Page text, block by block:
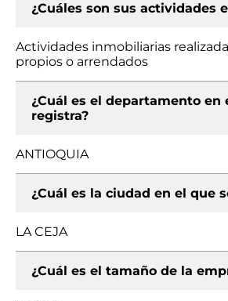
¿Cuáles son sus actividades
Actividades inmobiliarias
propios o arrendados
¿Cuál es el departamento en
registra?
ANTIOQUIA
¿Cuál es la ciudad en el que
LA CEJA
¿Cuál es el tamaño de la